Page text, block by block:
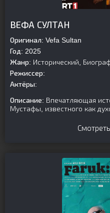
ВЕФА СУЛТАН
Оригинал: Vefa Sultan
Год: 2025
Жанр: Исторический,
Режиссер:
Актёры:
Описание: Впечатляющая
Мустафы, известного как